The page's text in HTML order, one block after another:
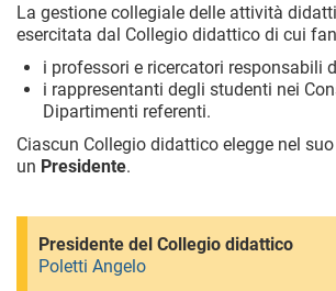
La gestione collegiale delle attività
esercitata dal Collegio didattico di cui
i professori e ricercatori responsabili
i rappresentanti degli studenti nei
Dipartimenti referenti.
Ciascun Collegio didattico elegge nel
un Presidente.
Presidente del Collegio didattico
Poletti Angelo